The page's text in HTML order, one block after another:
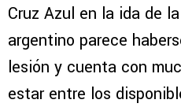
Cruz Azul en la ida de
argentino parece
lesión y cuenta con
estar entre los